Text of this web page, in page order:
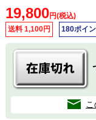
19,800円(税込)
送料 1,100円
180ポイ